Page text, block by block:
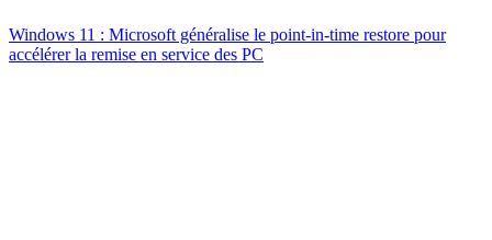
Windows 11 : Microsoft généralise le point-in-time restore pour
accélérer la remise en service des PC